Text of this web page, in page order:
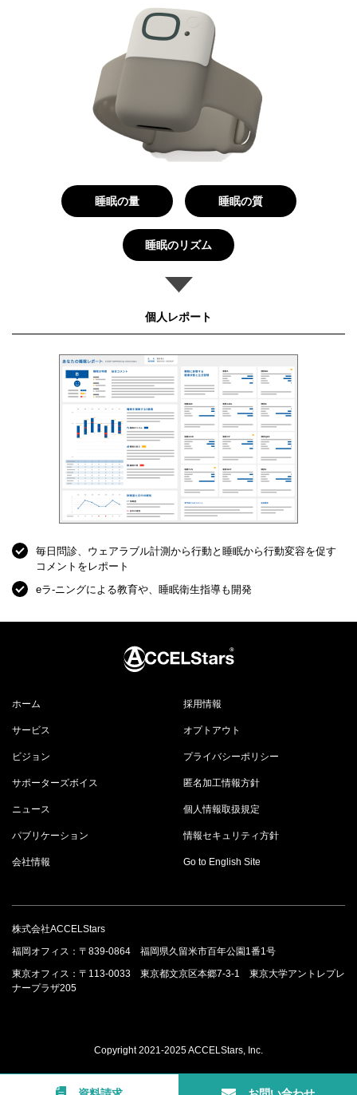
睡眠の量 睡眠の質
睡眠のリズム
個人レポート
毎日問診、ウェアラブル計測から行動と睡眠から行動変容を促す
コメントをレポート
eラ-ニングによる教育や、睡眠衛生指導も開発
ホーム
サービス
ビジョン
サポーターズボイス
ニュース
パブリケーション
会社情報
採用情報
オプトアウト
プライバシーポリシー
匿名加工情報方針
個人情報取扱規定
情報セキュリティ方針
Go to English Site
株式会社ACCELStars
福岡オフィス：〒839-0864 福岡県久留米市百年公園1番1号
東京オフィス：〒113-0033 東京都文京区本郷7-3-1 東京大学アントレプレ
ナープラザ205
Copyright 2021-2025 ACCELStars, Inc.